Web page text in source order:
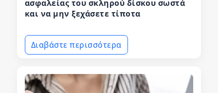
ασφαλείας του σκληρού δίσκου σωστά
και να μην ξεχάσετε τίποτα
Διαβάστε περισσότερα